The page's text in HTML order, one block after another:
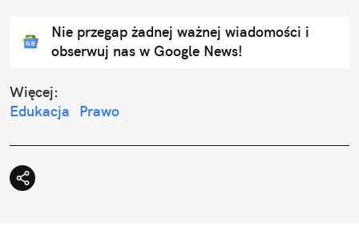
Nie przegap żadnej ważnej wiadomości i
obserwuj nas w Google News!
Więcej:
Edukacja
Prawo